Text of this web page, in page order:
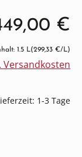
€
1.5 L(299,33 €/L)
Versandkosten
1-3 Tage